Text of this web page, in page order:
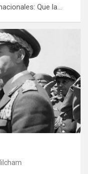
Que la…